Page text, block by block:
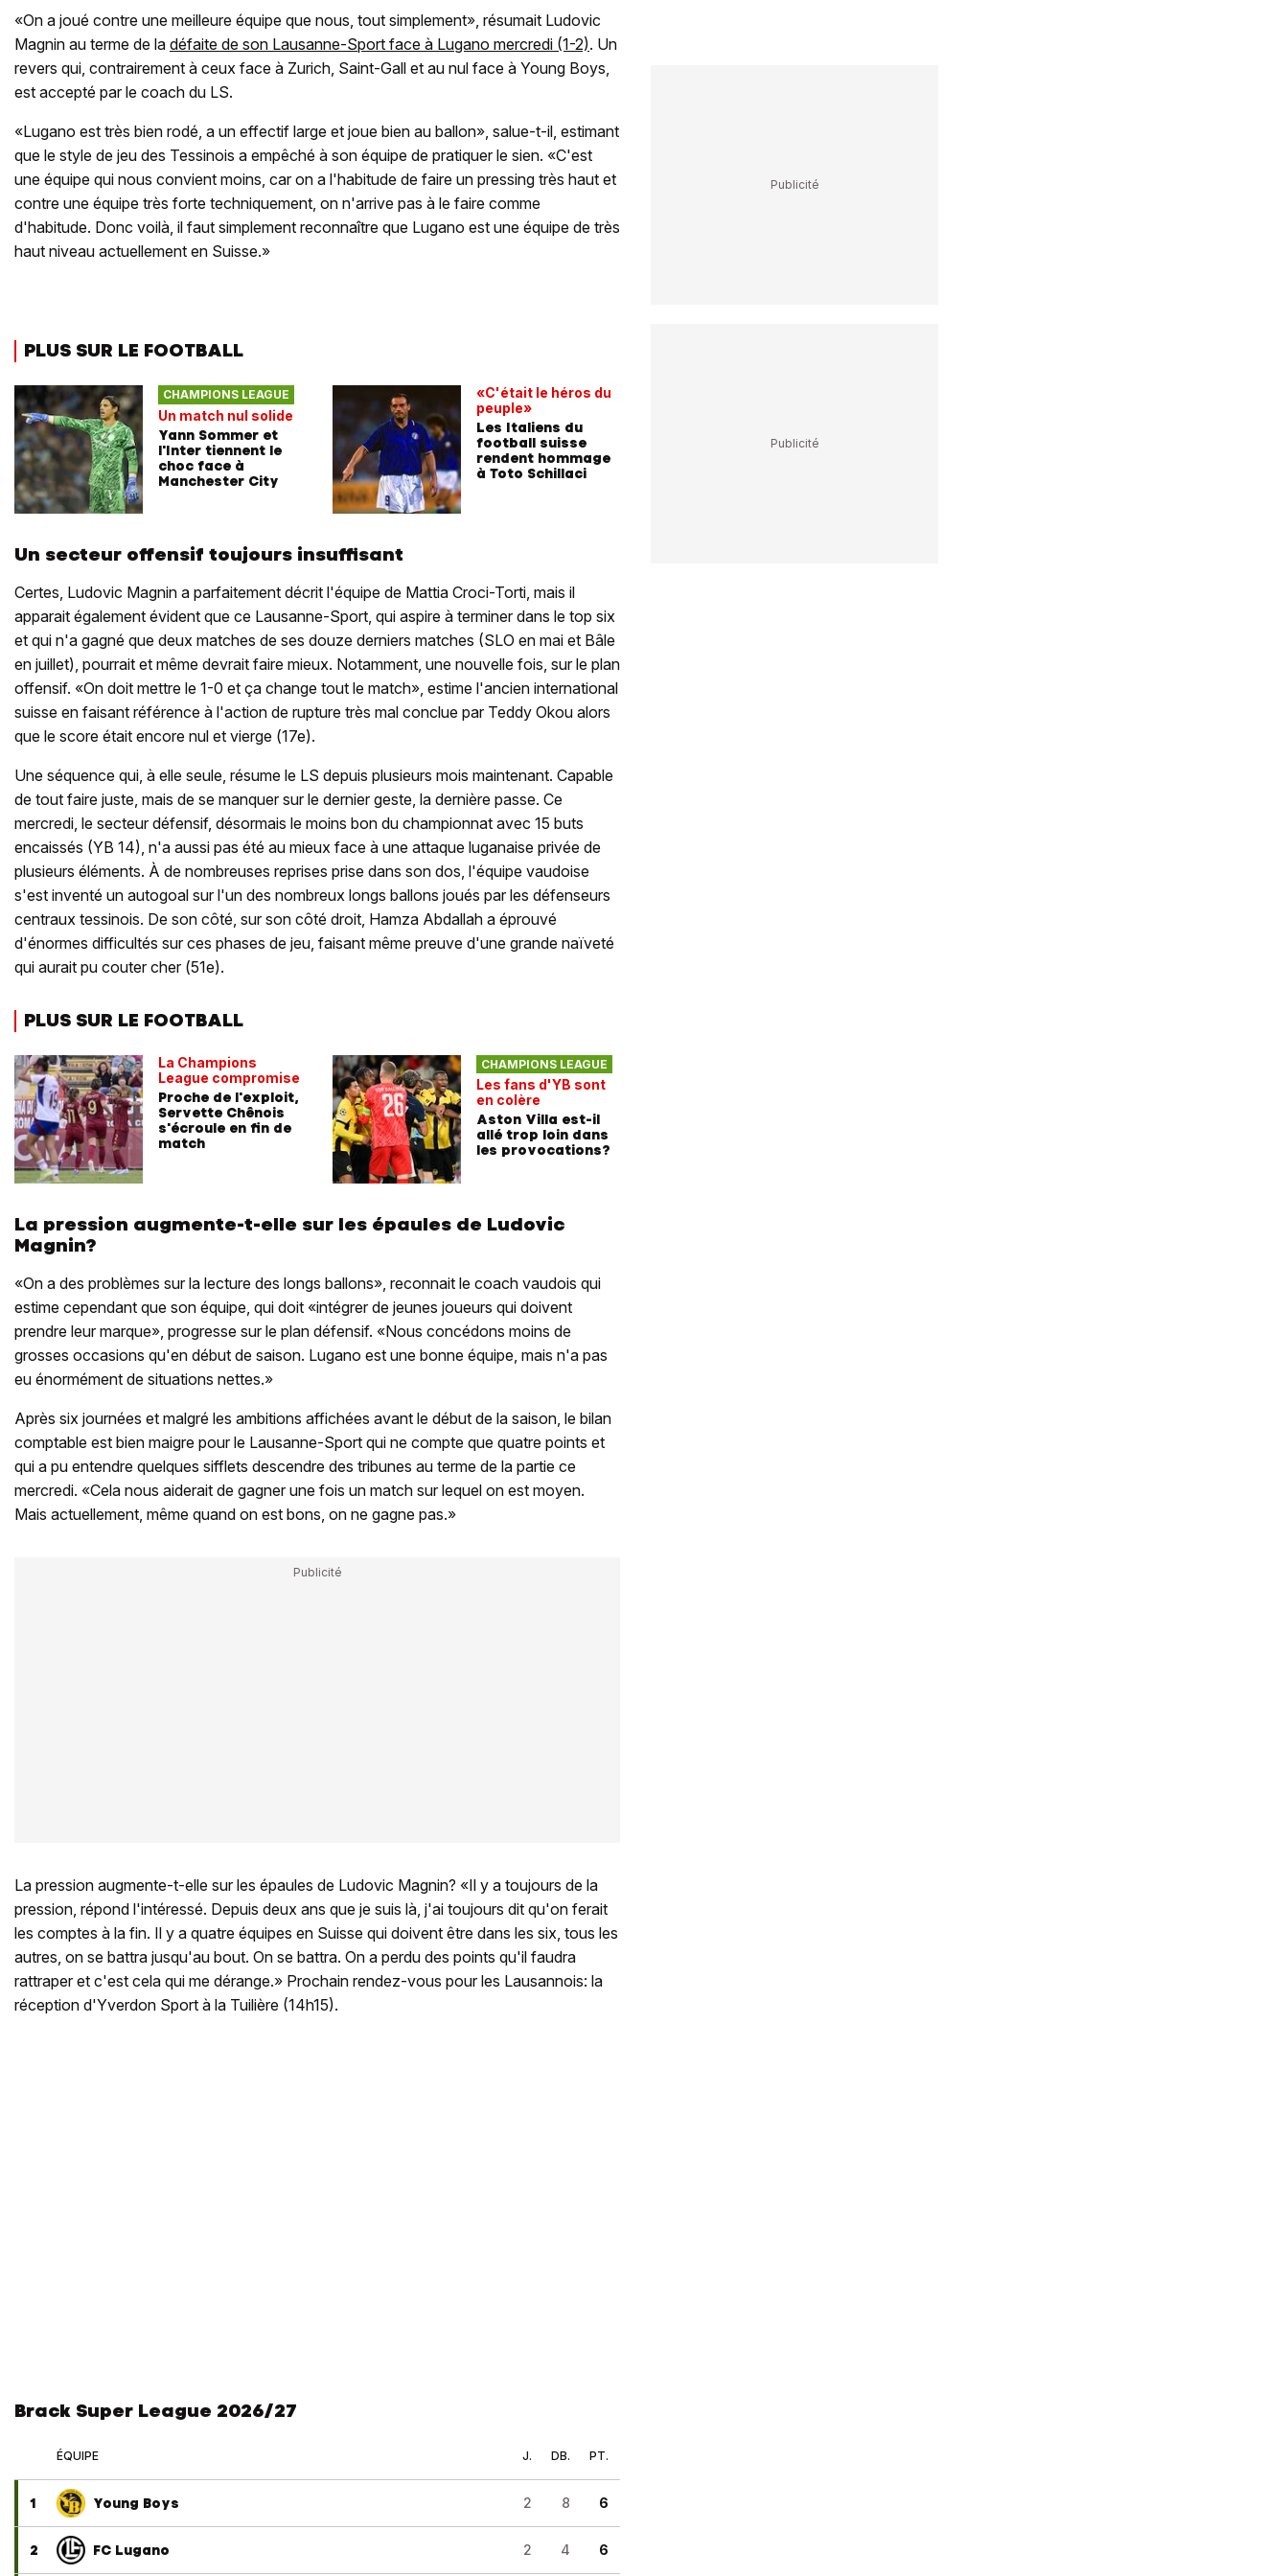
«On a joué contre une meilleure équipe que nous, tout simplement», résumait Ludovic
Magnin au terme de la défaite de son Lausanne-Sport face à Lugano mercredi (1-2). Un
revers qui, contrairement à ceux face à Zurich, Saint-Gall et au nul face à Young Boys,
est accepté par le coach du LS.
«Lugano est très bien rodé, a un effectif large et joue bien au ballon», salue-t-il, estimant
que le style de jeu des Tessinois a empêché à son équipe de pratiquer le sien. «C'est
une équipe qui nous convient moins, car on a l'habitude de faire un pressing très haut et
contre une équipe très forte techniquement, on n'arrive pas à le faire comme
d'habitude. Donc voilà, il faut simplement reconnaître que Lugano est une équipe de très
haut niveau actuellement en Suisse.»
PLUS SUR LE FOOTBALL
CHAMPIONS LEAGUE
Un match nul solide
Yann Sommer et
l'Inter tiennent le
choc face à
Manchester City
«C'était le héros du
peuple»
Les Italiens du
football suisse
rendent hommage
à Toto Schillaci
Un secteur offensif toujours insuffisant
Certes, Ludovic Magnin a parfaitement décrit l'équipe de Mattia Croci-Torti, mais il
apparait également évident que ce Lausanne-Sport, qui aspire à terminer dans le top six
et qui n'a gagné que deux matches de ses douze derniers matches (SLO en mai et Bâle
en juillet), pourrait et même devrait faire mieux. Notamment, une nouvelle fois, sur le plan
offensif. «On doit mettre le 1-0 et ça change tout le match», estime l'ancien international
suisse en faisant référence à l'action de rupture très mal conclue par Teddy Okou alors
que le score était encore nul et vierge (17e).
Une séquence qui, à elle seule, résume le LS depuis plusieurs mois maintenant. Capable
de tout faire juste, mais de se manquer sur le dernier geste, la dernière passe. Ce
mercredi, le secteur défensif, désormais le moins bon du championnat avec 15 buts
encaissés (YB 14), n'a aussi pas été au mieux face à une attaque luganaise privée de
plusieurs éléments. À de nombreuses reprises prise dans son dos, l'équipe vaudoise
s'est inventé un autogoal sur l'un des nombreux longs ballons joués par les défenseurs
centraux tessinois. De son côté, sur son côté droit, Hamza Abdallah a éprouvé
d'énormes difficultés sur ces phases de jeu, faisant même preuve d'une grande naïveté
qui aurait pu couter cher (51e).
PLUS SUR LE FOOTBALL
La Champions
League compromise
Proche de l'exploit,
Servette Chênois
s'écroule en fin de
match
CHAMPIONS LEAGUE
Les fans d'YB sont
en colère
Aston Villa est-il
allé trop loin dans
les provocations?
La pression augmente-t-elle sur les épaules de Ludovic
Magnin?
«On a des problèmes sur la lecture des longs ballons», reconnait le coach vaudois qui
estime cependant que son équipe, qui doit «intégrer de jeunes joueurs qui doivent
prendre leur marque», progresse sur le plan défensif. «Nous concédons moins de
grosses occasions qu'en début de saison. Lugano est une bonne équipe, mais n'a pas
eu énormément de situations nettes.»
Après six journées et malgré les ambitions affichées avant le début de la saison, le bilan
comptable est bien maigre pour le Lausanne-Sport qui ne compte que quatre points et
qui a pu entendre quelques sifflets descendre des tribunes au terme de la partie ce
mercredi. «Cela nous aiderait de gagner une fois un match sur lequel on est moyen.
Mais actuellement, même quand on est bons, on ne gagne pas.»
La pression augmente-t-elle sur les épaules de Ludovic Magnin? «Il y a toujours de la
pression, répond l'intéressé. Depuis deux ans que je suis là, j'ai toujours dit qu'on ferait
les comptes à la fin. Il y a quatre équipes en Suisse qui doivent être dans les six, tous les
autres, on se battra jusqu'au bout. On se battra. On a perdu des points qu'il faudra
rattraper et c'est cela qui me dérange.» Prochain rendez-vous pour les Lausannois: la
réception d'Yverdon Sport à la Tuilière (14h15).
Brack Super League 2026/27
ÉQUIPE J. DB. PT.
1 Young Boys 2 8 6
2 FC Lugano 2 4 6